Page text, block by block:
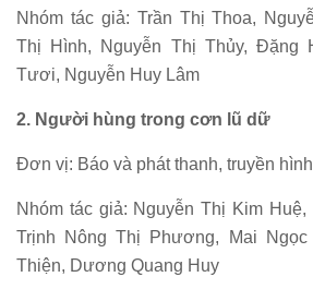
Nhóm tác giả: Trần Thị Thoa,
Thị Hình, Nguyễn Thị Thủy, Đặng
Tươi, Nguyễn Huy Lâm
2. Người hùng trong cơn lũ dữ
Đơn vị: Báo và phát thanh, truyền
Nhóm tác giả: Nguyễn Thị Kim
Trịnh Nông Thị Phương, Mai
Thiện, Dương Quang Huy